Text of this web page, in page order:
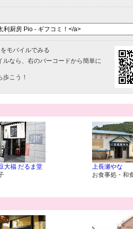
モバイルでみる
ルなら、右のバーコードから簡単に
こう！
大福 だるま堂
上長瀬やな
お食事処・和